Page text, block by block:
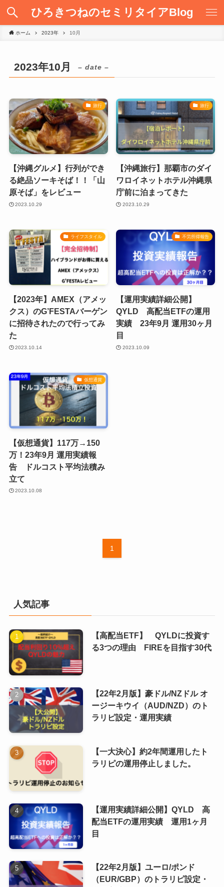
ひろきつねのセミリタイアBlog
ホーム 2023年 10月
2023年10月 – date –
旅行
【沖縄グルメ】行列ができ
る絶品ソーキそば！！「山
原そば」をレビュー
2023.10.29
旅行
【沖縄旅行】那覇市のダイ
ワロイネットホテル沖縄県
庁前に泊まってきた
2023.10.29
ライフスタイル
【2023年】AMEX（アメッ
クス）のG’FESTAバーゲン
に招待されたので行ってみ
た
2023.10.14
不労所得報告
【運用実績詳細公開】
QYLD 高配当ETFの運用
実績 23年9月 運用30ヶ月
目
2023.10.09
仮想通貨
【仮想通貨】117万→150
万！23年9月 運用実績報
告 ドルコスト平均法積み
立て
2023.10.08
1
人気記事
【高配当ETF】 QYLDに投資す
る3つの理由 FIREを目指す30代
【22年2月版】豪ドル/NZドル オ
ージーキウイ（AUD/NZD）のト
ラリピ設定・運用実績
【一大決心】約2年間運用したト
ラリピの運用停止しました。
【運用実績詳細公開】QYLD 高
配当ETFの運用実績 運用1ヶ月
目
【22年2月版】ユーロ/ポンド
（EUR/GBP）のトラリピ設定・